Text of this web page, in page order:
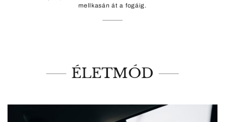
mellkasán át a fogáig.
ÉLETMÓD